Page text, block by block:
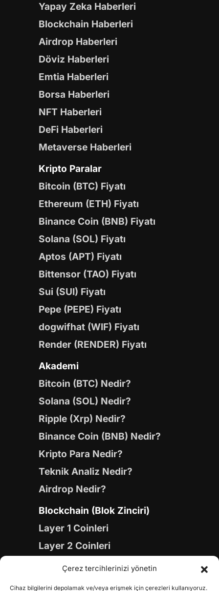
Çerez tercihlerinizi yönetin
Cihaz bilgilerini depolamak ve/veya erişmek için çerezleri kullanıyoruz.
Yapay Zeka Haberleri
Blockchain Haberleri
Airdrop Haberleri
Döviz Haberleri
Emtia Haberleri
Borsa Haberleri
NFT Haberleri
DeFi Haberleri
Metaverse Haberleri
Kripto Paralar
Bitcoin (BTC) Fiyatı
Ethereum (ETH) Fiyatı
Binance Coin (BNB) Fiyatı
Solana (SOL) Fiyatı
Aptos (APT) Fiyatı
Bittensor (TAO) Fiyatı
Sui (SUI) Fiyatı
Pepe (PEPE) Fiyatı
dogwifhat (WIF) Fiyatı
Render (RENDER) Fiyatı
Akademi
Bitcoin (BTC) Nedir?
Solana (SOL) Nedir?
Ripple (Xrp) Nedir?
Binance Coin (BNB) Nedir?
Kripto Para Nedir?
Teknik Analiz Nedir?
Airdrop Nedir?
Blockchain (Blok Zinciri)
Layer 1 Coinleri
Layer 2 Coinleri
Yapay Zeka (AI) Coinleri